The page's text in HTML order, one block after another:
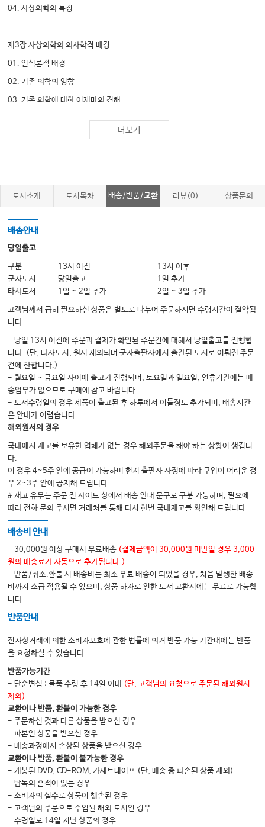
04. 사상의학의 특징
제3장 사상의학의 의사학적 배경
01. 인식론적 배경
02. 기존 의학의 영향
03. 기존 의학에 대한 이제마의 견해
제Ⅱ편 사상의학의 기본원리
02. 사상의학의 인간관
제2장 천인성명론
01. 이제마의 사상구조론
02. 사상구조론에 나타난 원리
03. 이제마의 지행론
제3장 사상인의 장국
01. 심욕과 장부대소와의 관계
02. 성정과 장부대소와의 관계
제4장 사상인의 성기와 정기
01. 성기 · 정기의 개념
02. 사상인 성기의 특성
03. 사상인 정기의 특성
04. 성기 · 정기의 상대성과 경계
05. 성기 · 정기의 발현
제Ⅲ편 사상장부론
제2장 증치의학 장부론과 사상의학 장부론의 차이
01. 인간 중심 · 자연 중심 - 의학 대상의 인식론적 배경에 대한 차이
02. 사상위주, 오행위주 - 의학이론에서의 인식 체계의 전환
제3장 장부론의 형성이론과 규율
01. 사상구조론
02. 음양승강론
03. 주재심론
04. 생기론적 생명관
제4장 장부의 구성 및 기능
01. 사초론
02. 사당론
03. 사해론
더보기
도서소개 도서목차 배송/반품/교환 리뷰(0) 상품문의
배송안내
당일출고
구분 13시 이전
13시 이후
군자도서
당일출고
1일 추가
타사도서
1일 ~ 2일 추가 2일 ~ 3일 추가
고객님께서 급히 필요하신 상품은 별도로 나누어 주문하시면 수령시간이 절약됩
니다.
- 당일 13시 이전에 주문과 결제가 확인된 주문건에 대해서 당일출고를 진행합
니다. (단, 타사도서, 원서 제외되며 군자출판사에서 출간된 도서로 이뤄진 주문
건에 한합니다.)
- 월요일 ~ 금요일 사이에 출고가 진행되며, 토요일과 일요일, 연휴기간에는 배
송업무가 없으므로 구매에 참고 바랍니다.
- 도서수령일의 경우 제품이 출고된 후 하루에서 이틀정도 추가되며, 배송시간
은 안내가 어렵습니다.
해외원서의 경우
국내에서 재고를 보유한 업체가 없는 경우 해외주문을 해야 하는 상황이 생깁니
다.
이 경우 4~5주 안에 공급이 가능하며 현지 출판사 사정에 따라 구입이 어려운 경
우 2~3주 안에 공지해 드립니다.
# 재고 유무는 주문 전 사이트 상에서 배송 안내 문구로 구분 가능하며, 필요에
따라 전화 문의 주시면 거래처를 통해 다시 한번 국내재고를 확인해 드립니다.
배송비 안내
- 30,000원 이상 구매시 무료배송 (결제금액이 30,000원 미만일 경우 3,000
원의 배송료가 자동으로 추가됩니다.)
- 반품/취소.환불 시 배송비는 최소 무료 배송이 되었을 경우, 처음 발생한 배송
비까지 소급 적용될 수 있으며, 상품 하자로 인한 도서 교환시에는 무료로 가능합
니다.
반품안내
전자상거래에 의한 소비자보호에 관한 법률에 의거 반품 가능 기간내에는 반품
을 요청하실 수 있습니다.
반품가능기간
- 단순변심 : 물품 수령 후 14일 이내 (단, 고객님의 요청으로 주문된 해외원서
제외)
교환이나 반품, 환불이 가능한 경우
- 주문하신 것과 다른 상품을 받으신 경우
- 파본인 상품을 받으신 경우
- 배송과정에서 손상된 상품을 받으신 경우
교환이나 반품, 환불이 불가능한 경우
- 개봉된 DVD, CD-ROM, 카세트테이프 (단, 배송 중 파손된 상품 제외)
- 탐독의 흔적이 있는 경우
- 소비자의 실수로 상품이 훼손된 경우
- 고객님의 주문으로 수입된 해외 도서인 경우
- 수령일로 14일 지난 상품의 경우